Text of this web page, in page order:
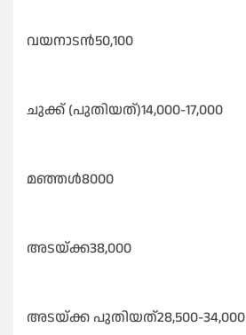
വയനാടൻ50,100
ചുക്ക് (പുതിയത്)14,000-17,000
മഞ്ഞൾ8000
അടയ്ക്ക38,000
അടയ്ക്ക പുതിയത്28,500-34,000